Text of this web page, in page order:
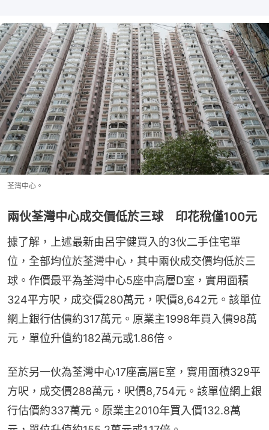
荃灣中心。
兩伙荃灣中心成交價低於三球 印花稅僅100元
據了解，上述最新由呂宇健買入的3伙二手住宅單
位，全部均位於荃灣中心，其中兩伙成交價均低於三
球。作價最平為荃灣中心5座中高層D室，實用面積
324平方呎，成交價280萬元，呎價8,642元。該單位
網上銀行估價約317萬元。原業主1998年買入價98萬
元，單位升值約182萬元或1.86倍。
至於另一伙為荃灣中心17座高層E室，實用面積329平
方呎，成交價288萬元，呎價8,754元。該單位網上銀
行估價約337萬元。原業主2010年買入價132.8萬